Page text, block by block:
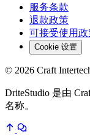
服务条款
退款政策
可接受使用政
Cookie 设置
© 2026 Craft
DriteStudio 是由
名称。